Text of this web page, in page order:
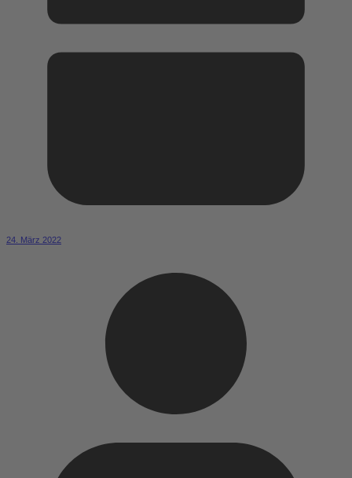
24. März 2022